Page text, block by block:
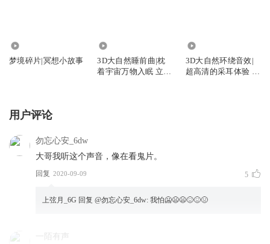
梦境碎片|冥想小故事
3D大自然睡前曲|枕
着宇宙万物入眠 立体
3D大自然环绕音效|
超高清的采耳体验 身
用户评论
勿忘心安_6dw
大哥我听这个声音，像在看鬼片。
回复 2020-09-09 5
上弦月_6G 回复 @勿忘心安_6dw: 我怕🥶😫😫😖😖😣
一陌有声